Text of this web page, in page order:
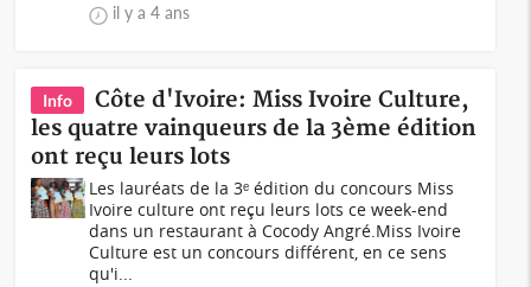
il y a 4 ans
Info
Côte d'Ivoire: Miss Ivoire Culture,
les quatre vainqueurs de la 3ème édition
ont reçu leurs lots
Les lauréats de la 3ᵉ édition du concours Miss
Ivoire culture ont reçu leurs lots ce week-end
dans un restaurant à Cocody Angré.Miss Ivoire
Culture est un concours différent, en ce sens
qu'i...